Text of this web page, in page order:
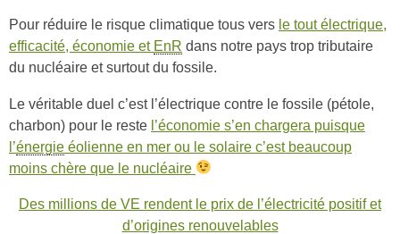
Pour réduire le risque climatique tous vers le tout électrique,
efficacité, économie et EnR dans notre pays trop tributaire
du nucléaire et surtout du fossile.
Le véritable duel c’est l’électrique contre le fossile (pétole,
charbon) pour le reste l’économie s’en chargera puisque
l’énergie éolienne en mer ou le solaire c’est beaucoup
moins chère que le nucléaire
Des millions de VE rendent le prix de l’électricité positif et
d’origines renouvelables